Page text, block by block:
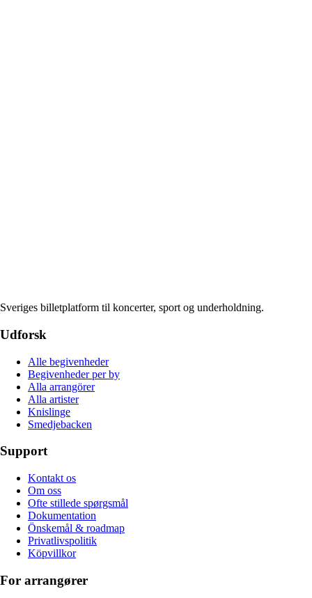
Sveriges billetplatform til koncerter, sport og underholdning.
Udforsk
Alle begivenheder
Begivenheder per by
Alla arrangörer
Alla artister
Knislinge
Smedjebacken
Support
Kontakt os
Om oss
Ofte stillede spørgsmål
Dokumentation
Önskemål & roadmap
Privatlivspolitik
Köpvillkor
For arrangører